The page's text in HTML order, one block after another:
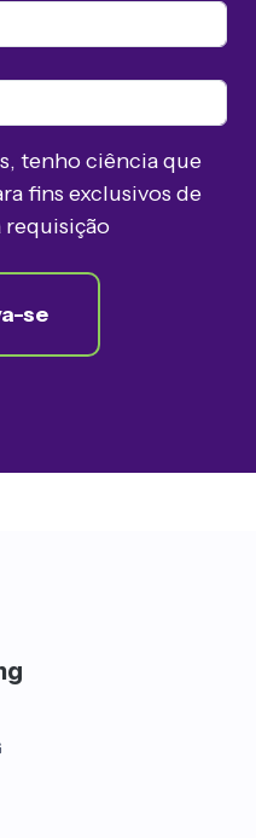
tenho ciência que
fins exclusivos de
se